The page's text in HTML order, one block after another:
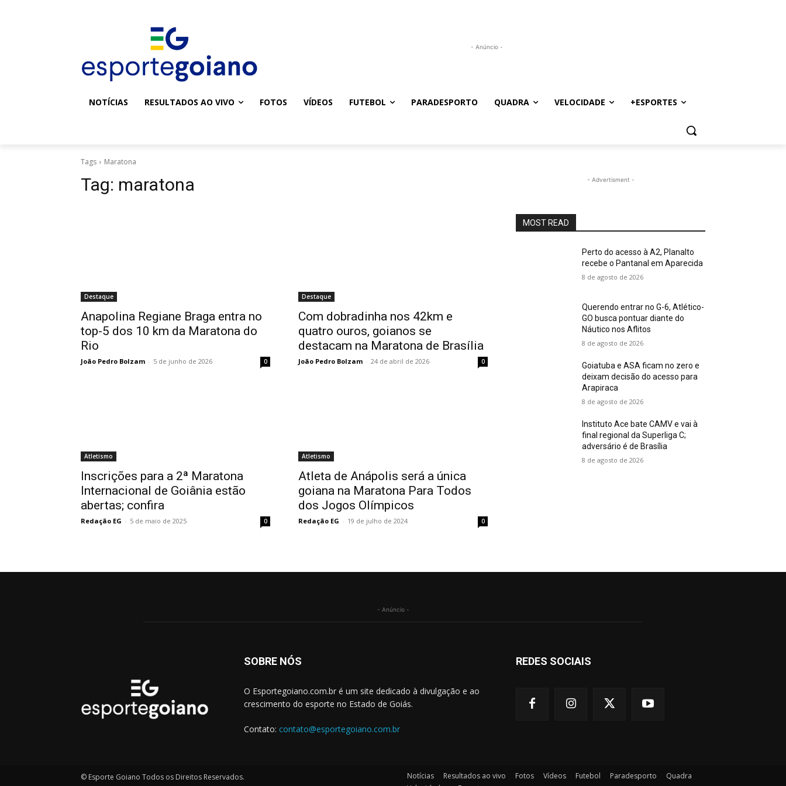
- Anúncio -
NOTÍCIAS RESULTADOS AO VIVO FOTOS VÍDEOS FUTEBOL PARADESPORTO QUADRA VELOCIDADE +ESPORTES
Tags Maratona
Tag: maratona
Destaque
Anapolina Regiane Braga entra no
top-5 dos 10 km da Maratona do
Rio
João Pedro Bolzam - 5 de junho de 2026 0
Destaque
Com dobradinha nos 42km e
quatro ouros, goianos se
destacam na Maratona de Brasília
João Pedro Bolzam - 24 de abril de 2026 0
Atletismo
Inscrições para a 2ª Maratona
Internacional de Goiânia estão
abertas; confira
Redação EG - 5 de maio de 2025 0
Atletismo
Atleta de Anápolis será a única
goiana na Maratona Para Todos
dos Jogos Olímpicos
Redação EG - 19 de julho de 2024 0
- Advertisment -
MOST READ
Perto do acesso à A2, Planalto
recebe o Pantanal em Aparecida
8 de agosto de 2026
Querendo entrar no G-6, Atlético-
GO busca pontuar diante do
Náutico nos Aflitos
8 de agosto de 2026
Goiatuba e ASA ficam no zero e
deixam decisão do acesso para
Arapiraca
8 de agosto de 2026
Instituto Ace bate CAMV e vai à
final regional da Superliga C;
adversário é de Brasília
8 de agosto de 2026
- Anúncio -
SOBRE NÓS
O Esportegoiano.com.br é um site dedicado à divulgação e ao
crescimento do esporte no Estado de Goiás.
Contato: contato@esportegoiano.com.br
REDES SOCIAIS
© Esporte Goiano Todos os Direitos Reservados. Notícias Resultados ao vivo Fotos Vídeos Futebol Paradesporto
Quadra